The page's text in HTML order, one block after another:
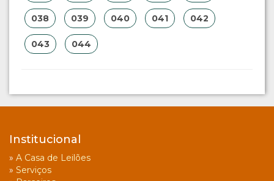
038 039 040 041 042
043 044
Institucional
» A Casa de Leilões
» Serviços